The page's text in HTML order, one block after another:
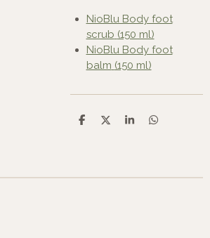
NioBlu Body foot
scrub (150 ml)
NioBlu Body foot
balm (150 ml)
D
D
S
D